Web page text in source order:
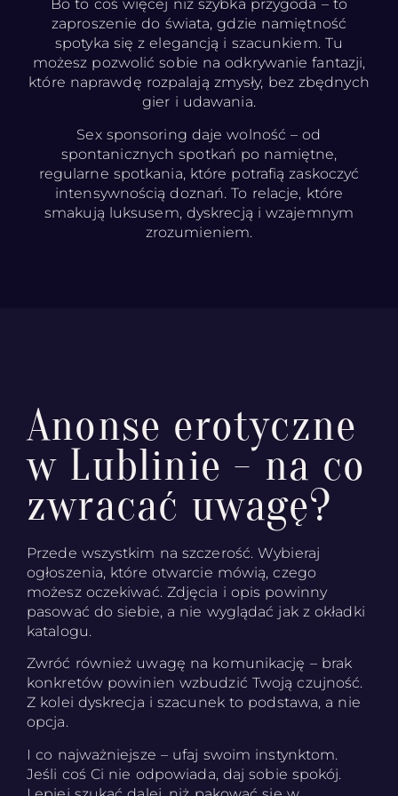
Bo to coś więcej niż szybka przygoda – to
zaproszenie do świata, gdzie namiętność
spotyka się z elegancją i szacunkiem. Tu
możesz pozwolić sobie na odkrywanie fantazji,
które naprawdę rozpalają zmysły, bez zbędnych
gier i udawania.
Sex sponsoring daje wolność – od
spontanicznych spotkań po namiętne,
regularne spotkania, które potrafią zaskoczyć
intensywnością doznań. To relacje, które
smakują luksusem, dyskrecją i wzajemnym
zrozumieniem.
Anonse erotyczne
w Lublinie - na co
zwracać uwagę?
Przede wszystkim na szczerość. Wybieraj
ogłoszenia, które otwarcie mówią, czego
możesz oczekiwać. Zdjęcia i opis powinny
pasować do siebie, a nie wyglądać jak z okładki
katalogu.
Zwróć również uwagę na komunikację – brak
konkretów powinien wzbudzić Twoją czujność.
Z kolei dyskrecja i szacunek to podstawa, a nie
opcja.
I co najważniejsze – ufaj swoim instynktom.
Jeśli coś Ci nie odpowiada, daj sobie spokój.